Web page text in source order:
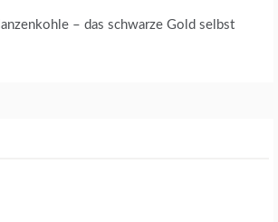
– das schwarze Gold selbst